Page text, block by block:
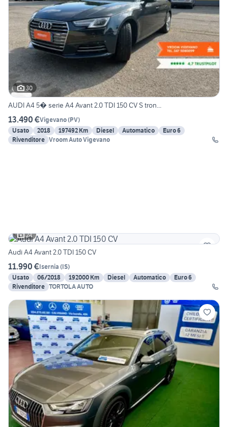
30
AUDI A4 5� serie A4 Avant 2.0 TDI 150 CV S tron...
13.490 €Vigevano(PV)
Usato
2018 197492 Km Diesel Automatico
Euro 6
Rivenditore Vroom Auto Vigevano
24
Audi A4 Avant 2.0 TDI 150 CV
11.990 €Isernia (IS)
Usato
06/2018 192000 Km Diesel Automatico
Euro 6
Rivenditore TORTOLA AUTO